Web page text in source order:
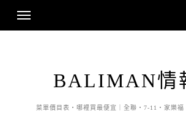
BALIMAN情
菜單價目表・哪裡買最便宜｜全聯・7-11・家樂福